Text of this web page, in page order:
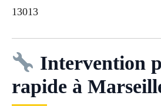
13013
Intervention
rapide à